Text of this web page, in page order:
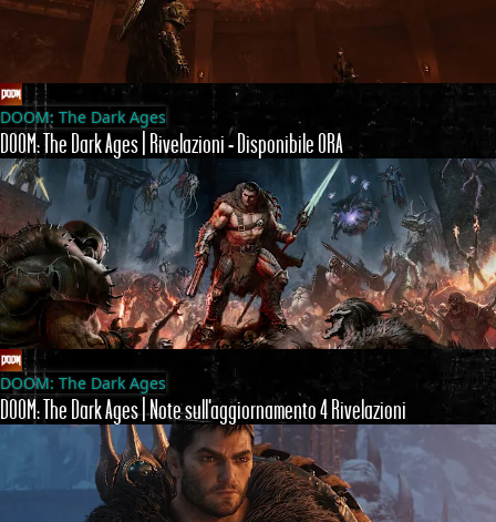
DOOM: The Dark Ages
DOOM: The Dark Ages | Rivelazioni - Disponibile ORA
DOOM: The Dark Ages
DOOM: The Dark Ages | Note sull'aggiornamento 4 Rivelazioni